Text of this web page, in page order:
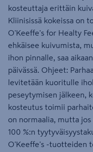
kosteuttaja erittäin
Kliinisissä kokeissa on
O'Keeffe's for Healty
ehkäisee kuivumista,
ihon pinnalle, saa
päivässä. Ohjeet:
levitetään kuoritulle
peseytymisen jälkeen,
kosteutus toimii
on normaalia, mutta
100 %:n
O'Keeffe's -tuotteiden